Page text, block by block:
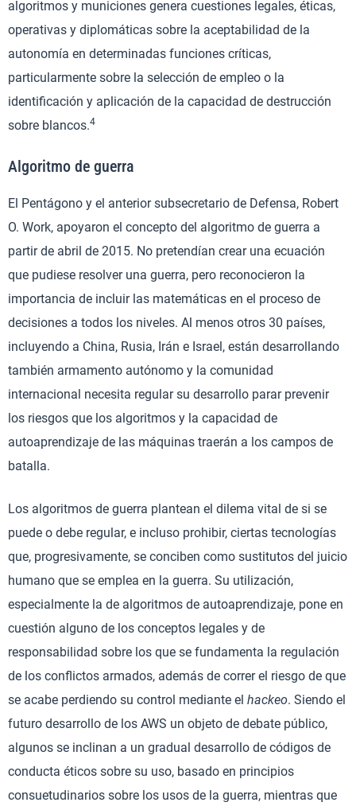
algoritmos y municiones genera cuestiones legales, éticas,
operativas y diplomáticas sobre la aceptabilidad de la
autonomía en determinadas funciones críticas,
particularmente sobre la selección de empleo o la
identificación y aplicación de la capacidad de destrucción
sobre blancos.4
Algoritmo de guerra
El Pentágono y el anterior subsecretario de Defensa, Robert
O. Work, apoyaron el concepto del algoritmo de guerra a
partir de abril de 2015. No pretendían crear una ecuación
que pudiese resolver una guerra, pero reconocieron la
importancia de incluir las matemáticas en el proceso de
decisiones a todos los niveles. Al menos otros 30 países,
incluyendo a China, Rusia, Irán e Israel, están desarrollando
también armamento autónomo y la comunidad
internacional necesita regular su desarrollo parar prevenir
los riesgos que los algoritmos y la capacidad de
autoaprendizaje de las máquinas traerán a los campos de
batalla.
Los algoritmos de guerra plantean el dilema vital de si se
puede o debe regular, e incluso prohibir, ciertas tecnologías
que, progresivamente, se conciben como sustitutos del juicio
humano que se emplea en la guerra. Su utilización,
especialmente la de algoritmos de autoaprendizaje, pone en
cuestión alguno de los conceptos legales y de
responsabilidad sobre los que se fundamenta la regulación
de los conflictos armados, además de correr el riesgo de que
se acabe perdiendo su control mediante el hackeo. Siendo el
futuro desarrollo de los AWS un objeto de debate público,
algunos se inclinan a un gradual desarrollo de códigos de
conducta éticos sobre su uso, basado en principios
consuetudinarios sobre los usos de la guerra, mientras que